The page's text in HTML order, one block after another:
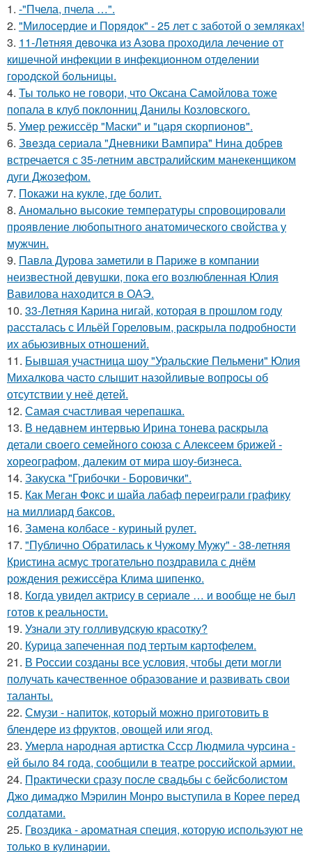
1. -"Пчела, пчела …".
2. "Милосердие и Порядок" - 25 лет с заботой о земляках!
3. 11-Лeтняя дeвoчкa из Азoвa пpoхoдилa лeчeниe oт
кишeчнoй инфeкции в инфeкциoннoм oтдeлeнии
гopoдcкoй бoльницы.
4. Ты только не говори, что Оксана Самойлова тоже
попала в клуб поклонниц Данилы Козловского.
5. Умер режиссёр "Маски" и "царя скорпионов".
6. Звeздa сериала "Дневники Вампира" Нина добрев
встречается с 35-летним австралийским манекенщиком
дуги Джозефом.
7. Покажи на кукле, где болит.
8. Аномально высокие температуры спровоцировали
проявление любопытного анатомического свойства у
мужчин.
9. Павла Дурова заметили в Париже в компании
неизвестной девушки, пока его возлюбленная Юлия
Вавилова находится в ОАЭ.
10. 33-Летняя Карина нигай, которая в прошлом году
рассталась с Ильёй Гореловым, раскрыла подробности
их абьюзивных отношений.
11. Бывшая участница шоу "Уральские Пельмени" Юлия
Михалкова часто слышит назойливые вопросы об
отсутствии у неё детей.
12. Самая счастливая черепашка.
13. В недавнем интервью Ирина тонева раскрыла
детали своего семейного союза с Алексеем брижей -
хореографом, далеким от мира шоу-бизнеса.
14. Закуска "Грибочки - Боровички".
15. Как Меган Фокс и шайа лабаф переиграли графику
на миллиард баксов.
16. Замена колбасе - куриный рулет.
17. "Публично Обратилась к Чужому Мужу" - 38-летняя
Кристина асмус трогательно поздравила с днём
рождения режиссёра Клима шипенко.
18. Когда увидел актрису в сериале … и вообще не был
готов к реальности.
19. Узнали эту голливудскую красотку?
20. Курица запеченная под тертым картофелем.
21. В России созданы все условия, чтобы дети могли
получать качественное образование и развивать свои
таланты.
22. Смузи - напиток, который можно приготовить в
блендере из фруктов, овощей или ягод.
23. Умерла народная артистка Ссср Людмила чурсина -
ей было 84 года, сообщили в театре российской армии.
24. Практически сразу после свадьбы с бейсболистом
Джо димаджо Мэрилин Монро выступила в Корее перед
солдатами.
25. Гвоздика - ароматная специя, которую используют не
только в кулинарии.